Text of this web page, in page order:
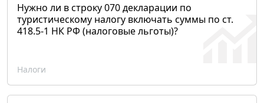
Нужно ли в строку 070 декларации по
туристическому налогу включать суммы по ст.
418.5-1 НК РФ (налоговые льготы)?
Налоги